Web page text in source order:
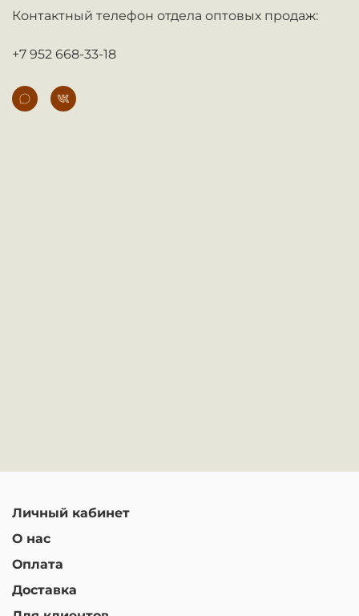
Контактный телефон отдела оптовых продаж:
+7 952 668-33-18
Личный кабинет
О нас
Оплата
Доставка